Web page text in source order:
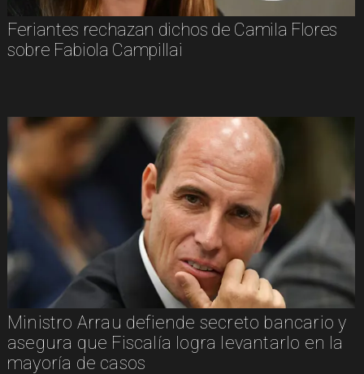
Feriantes rechazan dichos de Camila Flores
sobre Fabiola Campillai
Ministro Arrau defiende secreto bancario y
asegura que Fiscalía logra levantarlo en la
mayoría de casos